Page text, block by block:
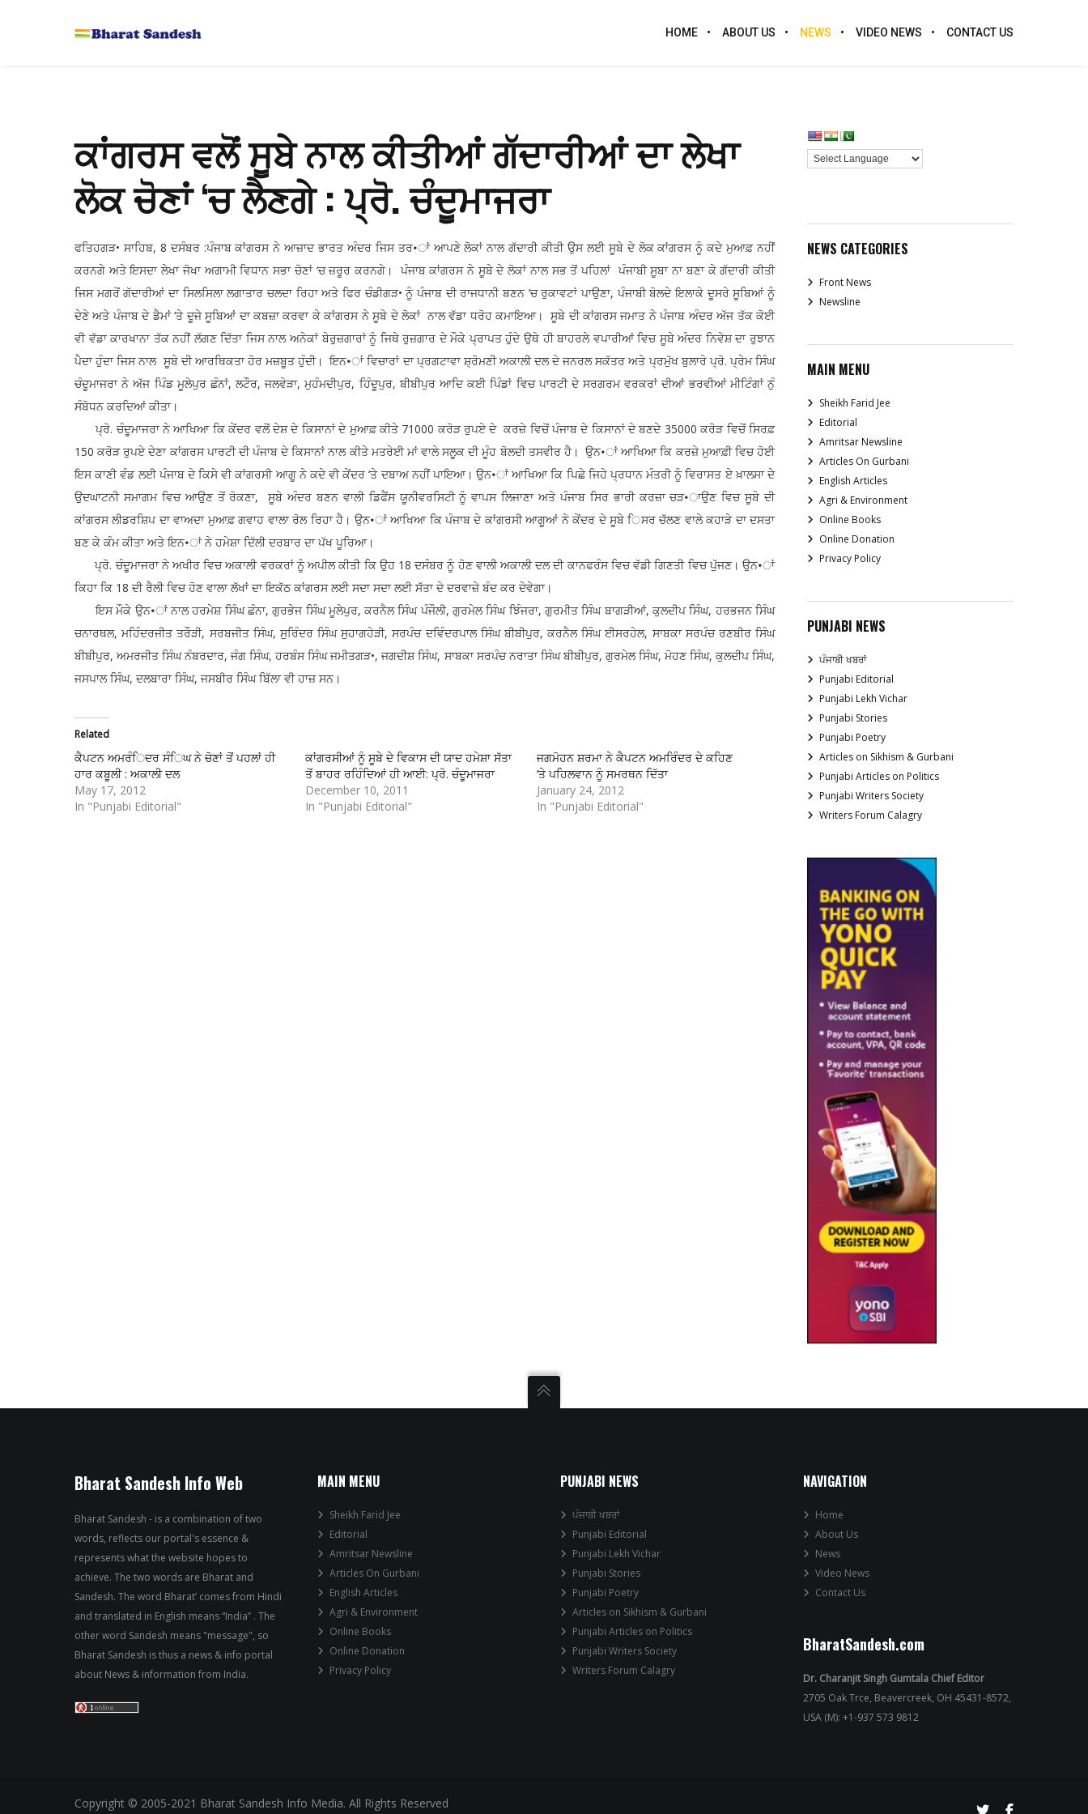
HOME ABOUT US NEWS VIDEO NEWS CONTACT US
ਕਾਂਗਰਸ ਵਲੋਂ ਸੂਬੇ ਨਾਲ ਕੀਤੀਆਂ ਗੱਦਾਰੀਆਂ ਦਾ ਲੇਖਾ
ਲੋਕ ਚੋਣਾਂ ‘ਚ ਲੈਣਗੇ : ਪ੍ਰੋ. ਚੰਦੂਮਾਜਰਾ
ਫਤਿਹਗੜ• ਸਾਹਿਬ, 8 ਦਸੰਬਰ :ਪੰਜਾਬ ਕਾਂਗਰਸ ਨੇ ਆਜ਼ਾਦ ਭਾਰਤ ਅੰਦਰ ਜਿਸ ਤਰ•ਾਂ ਆਪਣੇ ਲੋਕਾਂ ਨਾਲ ਗੱਦਾਰੀ ਕੀਤੀ ਉਸ ਲਈ ਸੂਬੇ ਦੇ ਲੋਕ ਕਾਂਗਰਸ ਨੂੰ ਕਦੇ ਮੁਆਫ਼ ਨਹੀਂ
ਕਰਨਗੇ ਅਤੇ ਇਸਦਾ ਲੇਖਾ ਜੋਖਾ ਅਗਾਮੀ ਵਿਧਾਨ ਸਭਾ ਚੋਣਾਂ ‘ਚ ਜ਼ਰੂਰ ਕਰਨਗੇ। ਪੰਜਾਬ ਕਾਂਗਰਸ ਨੇ ਸੂਬੇ ਦੇ ਲੋਕਾਂ ਨਾਲ ਸਭ ਤੋਂ ਪਹਿਲਾਂ ਪੰਜਾਬੀ ਸੂਬਾ ਨਾ ਬਣਾ ਕੇ ਗੱਦਾਰੀ ਕੀਤੀ
ਜਿਸ ਮਗਰੋਂ ਗੱਦਾਰੀਆਂ ਦਾ ਸਿਲਸਿਲਾ ਲਗਾਤਾਰ ਚਲਦਾ ਰਿਹਾ ਅਤੇ ਫਿਰ ਚੰਡੀਗੜ• ਨੂੰ ਪੰਜਾਬ ਦੀ ਰਾਜਧਾਨੀ ਬਣਨ ‘ਚ ਰੁਕਾਵਟਾਂ ਪਾਉਣਾ, ਪੰਜਾਬੀ ਬੋਲਦੇ ਇਲਾਕੇ ਦੂਸਰੇ ਸੂਬਿਆਂ ਨੂੰ
ਦੇਣੇ ਅਤੇ ਪੰਜਾਬ ਦੇ ਡੈਮਾਂ ‘ਤੇ ਦੂਜੇ ਸੂਬਿਆਂ ਦਾ ਕਬਜ਼ਾ ਕਰਵਾ ਕੇ ਕਾਂਗਰਸ ਨੇ ਸੂਬੇ ਦੇ ਲੋਕਾਂ ਨਾਲ ਵੱਡਾ ਧਰੋਹ ਕਮਾਇਆ। ਸੂਬੇ ਦੀ ਕਾਂਗਰਸ ਜਮਾਤ ਨੇ ਪੰਜਾਬ ਅੰਦਰ ਅੱਜ ਤੱਕ ਕੋਈ
ਵੀ ਵੱਡਾ ਕਾਰਖਾਨਾ ਤੱਕ ਨਹੀਂ ਲੱਗਣ ਦਿੱਤਾ ਜਿਸ ਨਾਲ ਅਨੇਕਾਂ ਬੇਰੁਜ਼ਗਾਰਾਂ ਨੂੰ ਜਿਥੇ ਰੁਜ਼ਗਾਰ ਦੇ ਮੌਕੇ ਪ੍ਰਾਪਤ ਹੁੰਦੇ ਉਥੇ ਹੀ ਬਾਹਰਲੇ ਵਪਾਰੀਆਂ ਵਿਚ ਸੂਬੇ ਅੰਦਰ ਨਿਵੇਸ਼ ਦਾ ਰੁਝਾਨ
ਪੈਦਾ ਹੁੰਦਾ ਜਿਸ ਨਾਲ ਸੂਬੇ ਦੀ ਆਰਥਿਕਤਾ ਹੋਰ ਮਜ਼ਬੂਤ ਹੁੰਦੀ। ਇਨ•ਾਂ ਵਿਚਾਰਾਂ ਦਾ ਪ੍ਰਗਟਾਵਾ ਸ਼੍ਰੋਮਣੀ ਅਕਾਲੀ ਦਲ ਦੇ ਜਨਰਲ ਸਕੱਤਰ ਅਤੇ ਪ੍ਰਮੁੱਖ ਬੁਲਾਰੇ ਪ੍ਰੋ. ਪ੍ਰੇਮ ਸਿੰਘ
ਚੰਦੂਮਾਜਰਾ ਨੇ ਅੱਜ ਪਿੰਡ ਮੂਲੇਪੁਰ ਛੰਨਾਂ, ਲਟੌਰ, ਜਲਵੇੜਾ, ਮੁਹੰਮਦੀਪੁਰ, ਹਿੰਦੂਪੁਰ, ਬੀਬੀਪੁਰ ਆਦਿ ਕਈ ਪਿੰਡਾਂ ਵਿਚ ਪਾਰਟੀ ਦੇ ਸਰਗਰਮ ਵਰਕਰਾਂ ਦੀਆਂ ਭਰਵੀਆਂ ਮੀਟਿੰਗਾਂ ਨੁੰ
ਸੰਬੋਧਨ ਕਰਦਿਆਂ ਕੀਤਾ।
ਪ੍ਰੋ. ਚੰਦੂਮਾਜਰਾ ਨੇ ਆਖਿਆ ਕਿ ਕੇਂਦਰ ਵਲੋਂ ਦੇਸ਼ ਦੇ ਕਿਸਾਨਾਂ ਦੇ ਮੁਆਫ਼ ਕੀਤੇ 71000 ਕਰੋੜ ਰੁਪਏ ਦੇ ਕਰਜ਼ੇ ਵਿਚੋਂ ਪੰਜਾਬ ਦੇ ਕਿਸਾਨਾਂ ਦੇ ਬਣਦੇ 35000 ਕਰੋੜ ਵਿਚੋਂ ਸਿਰਫ਼
150 ਕਰੋੜ ਰੁਪਏ ਦੇਣਾ ਕਾਂਗਰਸ ਪਾਰਟੀ ਦੀ ਪੰਜਾਬ ਦੇ ਕਿਸਾਨਾਂ ਨਾਲ ਕੀਤੇ ਮਤਰੇਈ ਮਾਂ ਵਾਲੇ ਸਲੂਕ ਦੀ ਮੂੰਹ ਬੋਲਦੀ ਤਸਵੀਰ ਹੈ। ਉਨ•ਾਂ ਆਖਿਆ ਕਿ ਕਰਜ਼ੇ ਮੁਆਫ਼ੀ ਵਿਚ ਹੋਈ
ਇਸ ਕਾਣੀ ਵੰਡ ਲਈ ਪੰਜਾਬ ਦੇ ਕਿਸੇ ਵੀ ਕਾਂਗਰਸੀ ਆਗੂ ਨੇ ਕਦੇ ਵੀ ਕੇਂਦਰ ‘ਤੇ ਦਬਾਅ ਨਹੀਂ ਪਾਇਆ। ਉਨ•ਾਂ ਆਖਿਆ ਕਿ ਪਿਛੇ ਜਿਹੇ ਪ੍ਰਧਾਨ ਮੰਤਰੀ ਨੂੰ ਵਿਰਾਸਤ ਏ ਖ਼ਾਲਸਾ ਦੇ
ਉਦਘਾਟਨੀ ਸਮਾਗਮ ਵਿਚ ਆਉਣ ਤੋਂ ਰੋਕਣਾ, ਸੂਬੇ ਅੰਦਰ ਬਣਨ ਵਾਲੀ ਡਿਫੈਂਸ ਯੂਨੀਵਰਸਿਟੀ ਨੂੰ ਵਾਪਸ ਲਿਜਾਣਾ ਅਤੇ ਪੰਜਾਬ ਸਿਰ ਭਾਰੀ ਕਰਜ਼ਾ ਚੜ•ਾਉਣ ਵਿਚ ਸੂਬੇ ਦੀ
ਕਾਂਗਰਸ ਲੀਡਰਸ਼ਿਪ ਦਾ ਵਾਅਦਾ ਮੁਆਫ਼ ਗਵਾਹ ਵਾਲਾ ਰੋਲ ਰਿਹਾ ਹੈ। ਉਨ•ਾਂ ਆਖਿਆ ਕਿ ਪੰਜਾਬ ਦੇ ਕਾਂਗਰਸੀ ਆਗੂਆਂ ਨੇ ਕੇਂਦਰ ਦੇ ਸੂਬੇ ਿਸਰ ਚੱਲਣ ਵਾਲੇ ਕਹਾੜੇ ਦਾ ਦਸਤਾ
ਬਣ ਕੇ ਕੰਮ ਕੀਤਾ ਅਤੇ ਇਨ•ਾਂ ਨੇ ਹਮੇਸ਼ਾ ਦਿੱਲੀ ਦਰਬਾਰ ਦਾ ਪੱਖ ਪੂਰਿਆ।
ਪ੍ਰੋ. ਚੰਦੂਮਾਜਰਾ ਨੇ ਅਖੀਰ ਵਿਚ ਅਕਾਲੀ ਵਰਕਰਾਂ ਨੂੰ ਅਪੀਲ ਕੀਤੀ ਕਿ ਉਹ 18 ਦਸੰਬਰ ਨੂੰ ਹੋਣ ਵਾਲੀ ਅਕਾਲੀ ਦਲ ਦੀ ਕਾਨਫਰੰਸ ਵਿਚ ਵੱਡੀ ਗਿਣਤੀ ਵਿਚ ਪੁੱਜਣ। ਉਨ•ਾਂ
ਕਿਹਾ ਕਿ 18 ਦੀ ਰੈਲੀ ਵਿਚ ਹੋਣ ਵਾਲਾ ਲੱਖਾਂ ਦਾ ਇਕੱਠ ਕਾਂਗਰਸ ਲਈ ਸਦਾ ਸਦਾ ਲਈ ਸੱਤਾ ਦੇ ਦਰਵਾਜ਼ੇ ਬੰਦ ਕਰ ਦੇਵੇਗਾ।
ਇਸ ਮੌਕੇ ਉਨ•ਾਂ ਨਾਲ ਹਰਮੇਸ਼ ਸਿੰਘ ਛੰਨਾ, ਗੁਰਭੇਜ ਸਿੰਘ ਮੂਲੇਪੁਰ, ਕਰਨੈਲ ਸਿੰਘ ਪੰਜੌਲੀ, ਗੁਰਮੇਲ ਸਿੰਘ ਝਿੰਜਰਾ, ਗੁਰਮੀਤ ਸਿੰਘ ਬਾਗੜੀਆਂ, ਕੁਲਦੀਪ ਸਿੰਘ, ਹਰਭਜਨ ਸਿੰਘ
ਚਨਾਰਥਲ, ਮਹਿੰਦਰਜੀਤ ਤਰੌੜੀ, ਸਰਬਜੀਤ ਸਿੰਘ, ਸੁਰਿੰਦਰ ਸਿੰਘ ਸੁਹਾਗਹੇੜੀ, ਸਰਪੰਚ ਦਵਿੰਦਰਪਾਲ ਸਿੰਘ ਬੀਬੀਪੁਰ, ਕਰਨੈਲ ਸਿੰਘ ਈਸਰਹੇਲ, ਸਾਬਕਾ ਸਰਪੰਚ ਰਣਬੀਰ ਸਿੰਘ
ਬੀਬੀਪੁਰ, ਅਮਰਜੀਤ ਸਿੰਘ ਨੰਬਰਦਾਰ, ਜੰਗ ਸਿੰਘ, ਹਰਬੰਸ ਸਿੰਘ ਜਮੀਤਗੜ•, ਜਗਦੀਸ਼ ਸਿੰਘ, ਸਾਬਕਾ ਸਰਪੰਚ ਨਰਾਤਾ ਸਿੰਘ ਬੀਬੀਪੁਰ, ਗੁਰਮੇਲ ਸਿੰਘ, ਮੋਹਣ ਸਿੰਘ, ਕੁਲਦੀਪ ਸਿੰਘ,
ਜਸਪਾਲ ਸਿੰਘ, ਦਲਬਾਰਾ ਸਿੰਘ, ਜਸਬੀਰ ਸਿੰਘ ਬਿੱਲਾ ਵੀ ਹਾਜ਼ ਸਨ।
Related
ਕੈਪਟਨ ਅਮਰੰਿਦਰ ਸੰਿਘ ਨੇ ਚੋਣਾਂ ਤੋਂ ਪਹਲਾਂ ਹੀ
ਹਾਰ ਕਬੂਲੀ : ਅਕਾਲੀ ਦਲ
May 17, 2012
In "Punjabi Editorial"
ਕਾਂਗਰਸੀਆਂ ਨੂੰ ਸੂਬੇ ਦੇ ਵਿਕਾਸ ਦੀ ਯਾਦ ਹਮੇਸ਼ਾ ਸੱਤਾ
ਤੋਂ ਬਾਹਰ ਰਹਿੰਦਿਆਂ ਹੀ ਆਈ: ਪ੍ਰੋ. ਚੰਦੂਮਾਜਰਾ
December 10, 2011
In "Punjabi Editorial"
ਜਗਮੋਹਨ ਸ਼ਰਮਾ ਨੇ ਕੈਪਟਨ ਅਮਰਿੰਦਰ ਦੇ ਕਹਿਣ
‘ਤੇ ਪਹਿਲਵਾਨ ਨੂੰ ਸਮਰਥਨ ਦਿੱਤਾ
January 24, 2012
In "Punjabi Editorial"
NEWS CATEGORIES
Front News
Newsline
MAIN MENU
Sheikh Farid Jee
Editorial
Amritsar Newsline
Articles On Gurbani
English Articles
Agri & Environment
Online Books
Online Donation
Privacy Policy
PUNJABI NEWS
ਪੰਜਾਬੀ ਖਬਰਾਂ
Punjabi Editorial
Punjabi Lekh Vichar
Punjabi Stories
Punjabi Poetry
Articles on Sikhism & Gurbani
Punjabi Articles on Politics
Punjabi Writers Society
Writers Forum Calagry
Bharat Sandesh Info Web
Bharat Sandesh - is a combination of two
words, reflects our portal's essence &
represents what the website hopes to
achieve. The two words are Bharat and
Sandesh. The word Bharat’ comes from Hindi
and translated in English means “India” . The
other word Sandesh means "message", so
Bharat Sandesh is thus a news & info portal
about News & information from India.
MAIN MENU
Sheikh Farid Jee
Editorial
Amritsar Newsline
Articles On Gurbani
English Articles
Agri & Environment
Online Books
Online Donation
Privacy Policy
PUNJABI NEWS
ਪੰਜਾਬੀ ਖਬਰਾਂ
Punjabi Editorial
Punjabi Lekh Vichar
Punjabi Stories
Punjabi Poetry
Articles on Sikhism & Gurbani
Punjabi Articles on Politics
Punjabi Writers Society
Writers Forum Calagry
NAVIGATION
Home
About Us
News
Video News
Contact Us
BharatSandesh.com
Dr. Charanjit Singh Gumtala Chief Editor
2705 Oak Trce, Beavercreek, OH 45431-8572,
USA (M): +1-937 573 9812
Copyright © 2005-2021 Bharat Sandesh Info Media. All Rights Reserved